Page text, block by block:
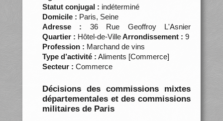
Statut conjugal : indéterminé
Domicile : Paris, Seine
Adresse : 36 Rue Geoffroy L'Asnier
Quartier : Hôtel-de-VilleArrondissement : 9
Profession : Marchand de vins
Type d’activité : Aliments [Commerce]
Secteur : Commerce
Décisions des commissions mixtes
départementales et des commissions
militaires de Paris